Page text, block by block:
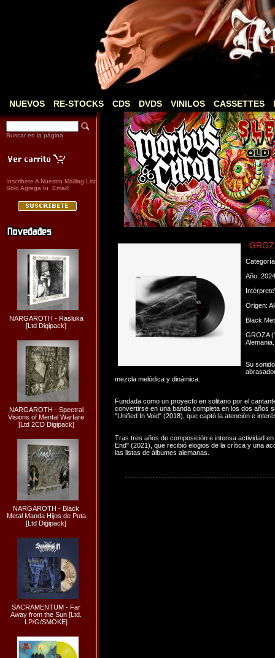
NUEVOS RE-STOCKS CDS DVDS VINILOS CASSETTES
Buscar en la página
Inscribete A Nuestra Mailing List
Solo Agrega tu Email:
NARGAROTH - Rasluka
[Ltd Digipack]
NARGAROTH - Spectral
Visions of Mental Warfare
[Ltd 2CD Digipack]
NARGAROTH - Black
Metal Manda Hijos de Puta
[Ltd Digipack]
SACRAMENTUM - Far
Away from the Sun [Ltd.
LP/G/SMOKE]
Año: 2024
Origen:
Black
GROZA
Alemania.
Su
mezcla melódica y dinámica.
Fundada como un proyecto en solitario por el
convertirse en una banda completa en los dos años
"Unified In Void" (2018), que captó la atención e
Tras tres años de composición e intensa actividad
End" (2021), que recibió elogios de la crítica y una
las listas de álbumes alemanas.